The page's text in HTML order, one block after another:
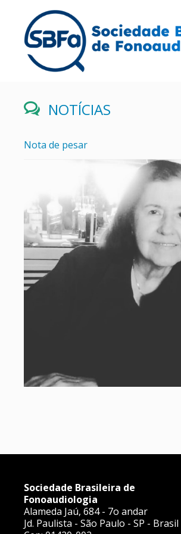
NOTÍCIAS
Nota de pesar
Sociedade Brasileira de
Fonoaudiologia
Alameda Jaú, 684 - 7o andar
Jd. Paulista - São Paulo - SP - Brasil